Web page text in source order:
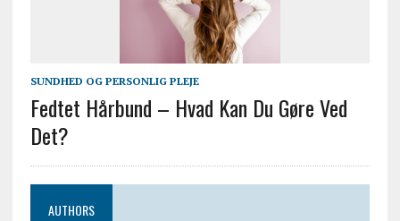
SUNDHED OG PERSONLIG PLEJE
Fedtet Hårbund – Hvad Kan Du Gøre Ved
Det?
AUTHORS